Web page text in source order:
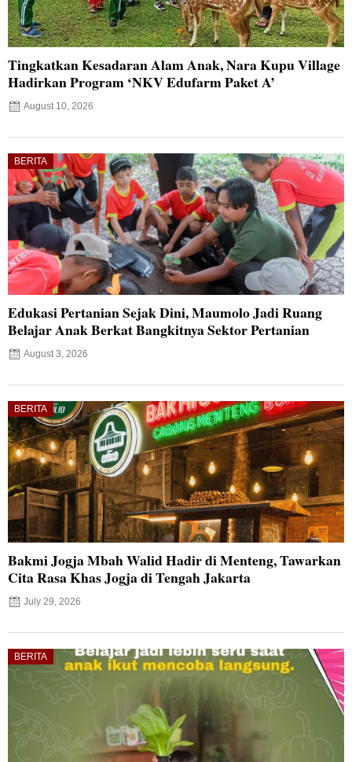
Tingkatkan Kesadaran Alam Anak, Nara Kupu Village
Hadirkan Program ‘NKV Edufarm Paket A’
August 10, 2026
BERITA
Edukasi Pertanian Sejak Dini, Maumolo Jadi Ruang
Belajar Anak Berkat Bangkitnya Sektor Pertanian
August 3, 2026
BERITA
Bakmi Jogja Mbah Walid Hadir di Menteng, Tawarkan
Cita Rasa Khas Jogja di Tengah Jakarta
July 29, 2026
BERITA